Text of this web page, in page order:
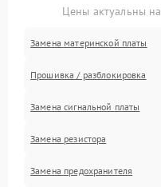
Цены актуальны
Замена материнской платы
Прошивка / разблокировка
Замена сигнальной платы
Замена резистора
Замена предохранителя